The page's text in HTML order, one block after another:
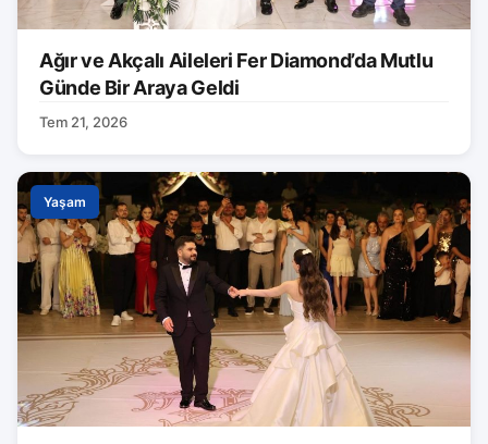
Ağır ve Akçalı Aileleri Fer Diamond’da Mutlu
Günde Bir Araya Geldi
Tem 21, 2026
Yaşam